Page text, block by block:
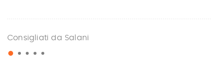
Consigliati da Salani